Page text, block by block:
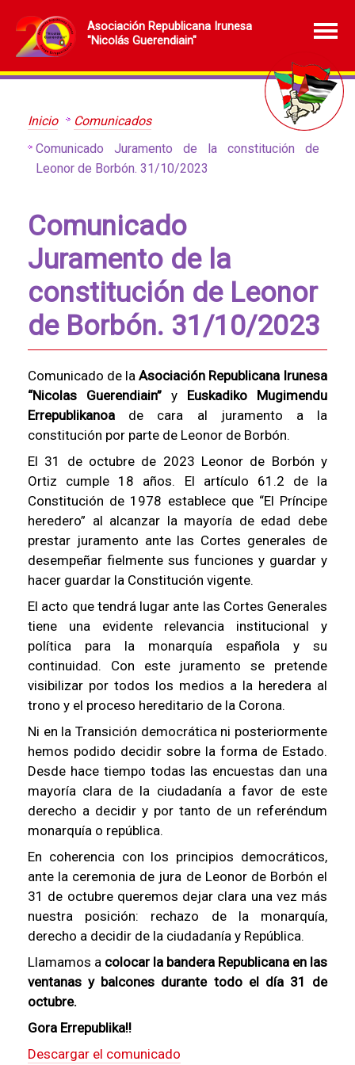
Asociación Republicana Irunesa
"Nicolás Guerendiain"
Inicio
Comunicados
Comunicado Juramento de la constitución de
Leonor de Borbón. 31/10/2023
Comunicado
Juramento de la
constitución de Leonor
de Borbón. 31/10/2023
Comunicado de la Asociación Republicana Irunesa
“Nicolas Guerendiain” y Euskadiko Mugimendu
Errepublikanoa de cara al juramento a la
constitución por parte de Leonor de Borbón.
El 31 de octubre de 2023 Leonor de Borbón y
Ortiz cumple 18 años. El artículo 61.2 de la
Constitución de 1978 establece que “El Príncipe
heredero” al alcanzar la mayoría de edad debe
prestar juramento ante las Cortes generales de
desempeñar fielmente sus funciones y guardar y
hacer guardar la Constitución vigente.
El acto que tendrá lugar ante las Cortes Generales
tiene una evidente relevancia institucional y
política para la monarquía española y su
continuidad. Con este juramento se pretende
visibilizar por todos los medios a la heredera al
trono y el proceso hereditario de la Corona.
Ni en la Transición democrática ni posteriormente
hemos podido decidir sobre la forma de Estado.
Desde hace tiempo todas las encuestas dan una
mayoría clara de la ciudadanía a favor de este
derecho a decidir y por tanto de un referéndum
monarquía o república.
En coherencia con los principios democráticos,
ante la ceremonia de jura de Leonor de Borbón el
31 de octubre queremos dejar clara una vez más
nuestra posición: rechazo de la monarquía,
derecho a decidir de la ciudadanía y República.
Llamamos a colocar la bandera Republicana en las
ventanas y balcones durante todo el día 31 de
octubre.
Gora Errepublika!!
Descargar el comunicado